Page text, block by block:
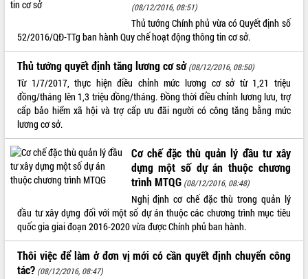
VIDEO
Không có file video nào để phát.
ALBUM ẢNH
(08/12/2016, 08:51)
Thủ tướng Chính phủ vừa có Quyết định số
52/2016/QĐ-TTg ban hành Quy chế hoạt động thông tin cơ sở.
Thủ tướng quyết định tăng lương cơ sở (08/12/2016, 08:50)
Từ 1/7/2017, thực hiện điều chỉnh mức lương cơ sở từ 1,21 triệu
đồng/tháng lên 1,3 triệu đồng/tháng. Đồng thời điều chỉnh lương lưu, trợ
cấp bảo hiểm xã hội và trợ cấp ưu đãi người có công tăng bằng mức
lương cơ sở.
Cơ chế đặc thù quản lý đầu tư xây
dựng một số dự án thuộc chương
trình MTQG (08/12/2016, 08:48)
Nghị định cơ chế đặc thù trong quản lý
đầu tư xây dựng đối với một số dự án thuộc các chương trình mục tiêu
quốc gia giai đoạn 2016-2020 vừa được Chính phủ ban hành.
Thôi việc để làm ở đơn vị mới có cần quyết định chuyển công
tác? (08/12/2016, 08:47)